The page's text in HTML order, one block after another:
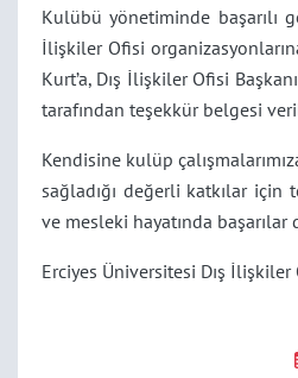
Kulübü yönetiminde başarılı
İlişkiler Ofisi
Kurt’a, Dış İlişkiler Ofisi
tarafından teşekkür belgesi
Kendisine kulüp
sağladığı değerli katkılar için
ve mesleki hayatında başarılar
Erciyes Üniversitesi Dış İlişkiler